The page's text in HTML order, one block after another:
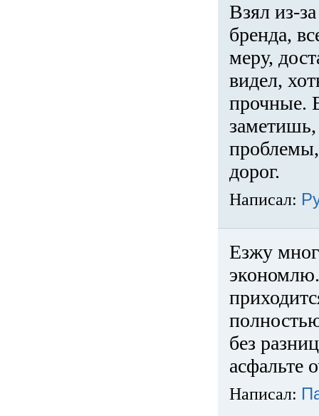
Взял из-
бренда,
меру,
видел,
прочные.
проблемы,
дорог.
Написал:
Езжу
без
асфальте
Написал: